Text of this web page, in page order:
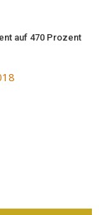
auf 470 Prozent